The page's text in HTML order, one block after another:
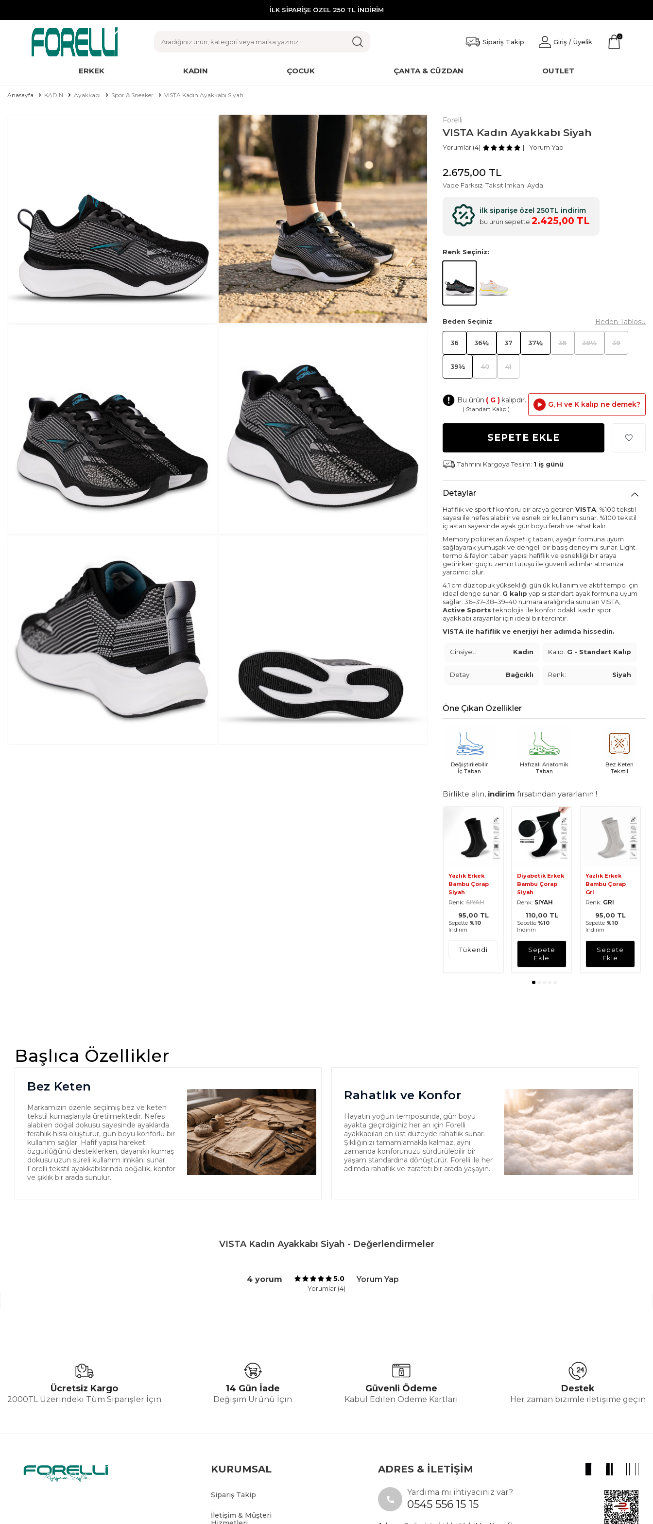
İLK SİPARİŞE ÖZEL 250 TL İNDİRİM
Sipariş Takip Giriş / Üyelik
0
ERKEK KADIN ÇOCUK ÇANTA & CÜZDAN OUTLET
Anasayfa KADIN Ayakkabı Spor & Sneaker VISTA Kadın Ayakkabı Siyah
Forelli
VISTA Kadın Ayakkabı Siyah
Yorumlar (4) Yorum Yap
2.675,00 TL
Vade Farksız Taksit Imkanı Ayda
ilk siparişe özel 250TL indirim
bu ürün sepette 2.425,00 TL
Renk Seçiniz:
Beden Seçiniz Beden Tablosu
36 36½ 37 37½ 38 38½ 39
39½ 40 41
Bu ürün ( G ) kalıpdır.
( Standart Kalıp ) G, H ve K kalıp ne demek?
SEPETE EKLE
Tahmini Kargoya Teslim: 1 iş günü
Detaylar
Hafiflik ve sportif konforu bir araya getiren VISTA , %100 tekstil
sayası ile nefes alabilir ve esnek bir kullanım sunar. %100 tekstil
iç astarı sayesinde ayak gün boyu ferah ve rahat kalır.
Memory poliüretan fuspet iç tabanı, ayağın formuna uyum
sağlayarak yumuşak ve dengeli bir basış deneyimi sunar. Light
termo & faylon taban yapısı hafiflik ve esnekliği bir araya
getirirken güçlü zemin tutuşu ile güvenli adımlar atmanıza
yardımcı olur.
4.1 cm düz topuk yüksekliği günlük kullanım ve aktif tempo için
ideal denge sunar. G kalıp yapısı standart ayak formuna uyum
sağlar. 36–37–38–39–40 numara aralığında sunulan VISTA,
Active Sportsteknolojisi ile konfor odaklı kadın spor
ayakkabı arayanlar için ideal bir tercihtir.
VISTA ile hafiflik ve enerjiyi her adımda hissedin.
Cinsiyet: Kadın Kalıp: G - Standart Kalıp
Detay: Bağcıklı Renk: Siyah
Öne Çıkan Özellikler
Değiştirilebilir
İç Taban
Hafızalı Anatomik
Taban
Bez Keten
Tekstil
Birlikte alın, indirim fırsatından yararlanın !
Yazlık Erkek
Bambu Çorap
Siyah
Renk: SIYAH
95,00 TL
Sepette %10
Indirim
Tükendi
Diyabetik Erkek
Bambu Çorap
Siyah
Renk: SIYAH
110,00 TL
Sepette %10
Indirim
Sepete
Ekle
Yazlık Erkek
Bambu Çorap
Gri
Renk: GRI
95,00 TL
Sepette %10
Indirim
Sepete
Ekle
Başlıca Özellikler
Bez Keten
Markamızın özenle seçilmiş bez ve keten
tekstil kumaşlarıyla üretilmektedir. Nefes
alabilen doğal dokusu sayesinde ayaklarda
ferahlık hissi oluşturur, gün boyu konforlu bir
kullanım sağlar. Hafif yapısı hareket
özgürlüğünü desteklerken, dayanıklı kumaş
dokusu uzun süreli kullanım imkânı sunar.
Forelli tekstil ayakkabılarında doğallık, konfor
ve şıklık bir arada sunulur.
Rahatlık ve Konfor
Hayatın yoğun temposunda, gün boyu
ayakta geçirdiğiniz her an için Forelli
ayakkabıları en üst düzeyde rahatlık sunar.
Şıklığınızı tamamlamakla kalmaz, aynı
zamanda konforunuzu sürdürülebilir bir
yaşam standardına dönüştürür. Forelli ile her
adımda rahatlık ve zarafeti bir arada yaşayın.
VISTA Kadın Ayakkabı Siyah - Değerlendirmeler
4 yorum 5.0 Yorum Yap
Yorumlar (4)
Ücretsiz Kargo
2000TL Üzerindeki Tüm Siparişler İçin
14 Gün İade
Değişim Ürünü İçin
Güvenli Ödeme
Kabul Edilen Ödeme Kartları
Destek
Her zaman bizimle iletişime geçin
KURUMSAL
Sipariş Takip
İletişim & Müşteri
ADRES & İLETİŞİM
Yardıma mı ihtiyacınız var?
0545 556 15 15